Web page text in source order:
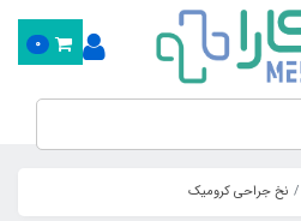
0
نخ جراحی کرومیک